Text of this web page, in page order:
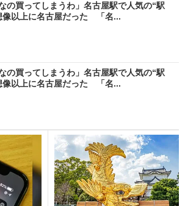
なの買ってしまうわ」名古屋駅で人気の“駅
像以上に名古屋だった 「名...
なの買ってしまうわ」名古屋駅で人気の“駅
像以上に名古屋だった 「名...